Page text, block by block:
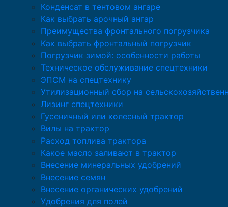
Конденсат в тентовом ангаре
Как выбрать арочный ангар
Преимущества фронтального погрузчика
Как выбрать фронтальный погрузчик
Погрузчик зимой: особенности работы
Техническое обслуживание спецтехники
ЭПСМ на спецтехнику
Утилизационный сбор на
Лизинг спецтехники
Гусеничный или колесный трактор
Вилы на трактор
Расход топлива трактора
Какое масло заливают в трактор
Внесение минеральных удобрений
Внесение семян
Внесение органических удобрений
Удобрения для полей